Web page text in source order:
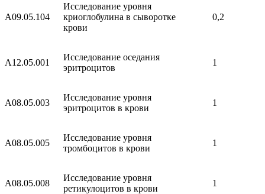
A09.05.104
Исследование уровня
криоглобулина в сыворотке
крови
0,2
A12.05.001
Исследование оседания
эритроцитов
1
A08.05.003
Исследование уровня
эритроцитов в крови
1
A08.05.005
Исследование уровня
тромбоцитов в крови
1
A08.05.008
Исследование уровня
ретикулоцитов в крови
1